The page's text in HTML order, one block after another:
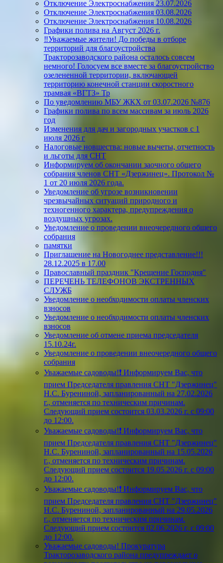
Отключение Электроснабжения 23.07.2026
Отключение Электроснабжения 03.08.2026
Отключение Электроснабжения 10.08.2026
Графики полива на Август 2026 г.
‼️Уважаемые жители! До победы в отборе
территорий для благоустройства
Тракторозаводского района осталось совсем
немного! Голосуем все вместе за благоустройство
озелененной территории, включающей
территорию конечной станции скоростного
трамвая «ВГТЗ» Тр
По уведомлению МБУ ЖКХ от 03.07.2026 №876
Графики полива по всем массивам за июль 2026
год
Изменения для дач и загородных участков с 1
июля 2026 г
Налоговые новшества: новые вычеты, отчетность
и льготы для СНТ
Информируем об окончании заочного общего
собрания членов СНТ «Дзержинец». Протокол №
1 от 20 июля 2026 года.
Уведомление об угрозе возникновении
чрезвычайных ситуаций природного и
техногенного характера, предупреждения о
воздушных угрозах.
Уведомление о проведении внеочередного общего
собрания
памятки
Приглашение на Новогоднее представление!!!
28.12.2025 в 17.00
Православный праздник "Крещение Господня"
ПЕРЕЧЕНЬ ТЕЛЕФОНОВ ЭКСТРЕННЫХ
СЛУЖБ
Уведомление о необходимости оплаты членских
взносов
Уведомление о необходимости оплаты членских
взносов
Уведомление об отмене приема председателя
15.10.24г.
Уведомление о проведении внеочередного общего
собрания
Уважаемые садоводы!❗ Информируем Вас, что
прием Председателя правления СНТ "Дзержинец"
Н.С. Бурениной, запланированный на 27.02.2026
г., отменяется по техническим причинам.
Следующий прием состоится 03.03.2026 г. с 09:00
до 12:00.
Уважаемые садоводы!❗ Информируем Вас, что
прием Председателя правления СНТ "Дзержинец"
Н.С. Бурениной, запланированный на 15.05.2026
г., отменяется по техническим причинам.
Следующий прием состоится 19.05.2026 г. с 09:00
до 12:00.
Уважаемые садоводы!❗ Информируем Вас, что
прием Председателя правления СНТ "Дзержинец"
Н.С. Бурениной, запланированный на 29.05.2026
г., отменяется по техническим причинам.
Следующий прием состоится 02.06.2026 г. с 09:00
до 12:00.
Уважаемые садоводы! Прокуратура
Тракторозаводского района предупреждает о